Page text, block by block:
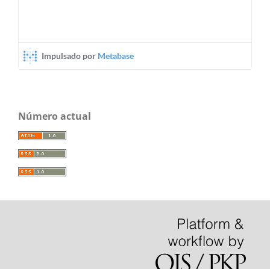
Número actual